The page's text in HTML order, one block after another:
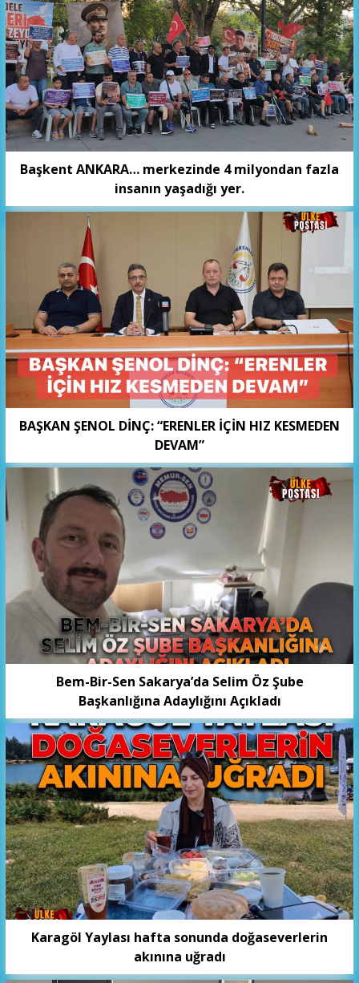
Başkent ANKARA… merkezinde 4 milyondan fazla
insanın yaşadığı yer.
BAŞKAN ŞENOL DİNÇ: “ERENLER İÇİN HIZ KESMEDEN
DEVAM”
Bem-Bir-Sen Sakarya’da Selim Öz Şube
Başkanlığına Adaylığını Açıkladı
Karagöl Yaylası hafta sonunda doğaseverlerin
akınına uğradı